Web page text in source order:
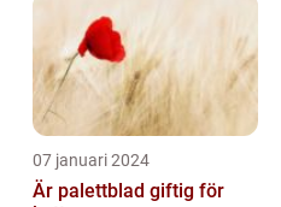
07 januari 2024
Är palettblad giftig för